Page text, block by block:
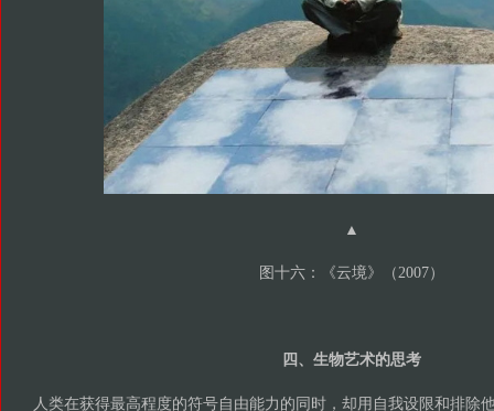
▲
图十六：《云境》（2007）
四、生物艺术的思考
人类在获得最高程度的符号自由能力的同时，却用自我设限和排除